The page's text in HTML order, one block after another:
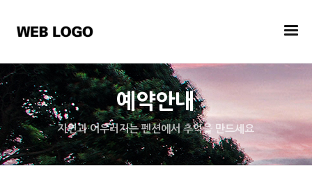
예약안내
자연과 어우러지는 펜션에서 추억을 만드세요